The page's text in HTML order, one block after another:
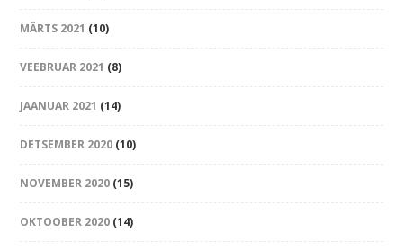
MÄRTS 2021 (10)
VEEBRUAR 2021 (8)
JAANUAR 2021 (14)
DETSEMBER 2020 (10)
NOVEMBER 2020 (15)
OKTOOBER 2020 (14)